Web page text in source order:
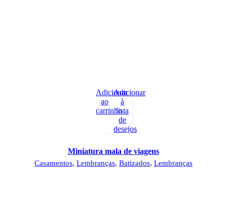
Adicionar
ao
carrinho
Adicionar
à
lista
de
desejos
Miniatura mala de viagens
Casamentos, Lembranças, Batizados, Lembranças